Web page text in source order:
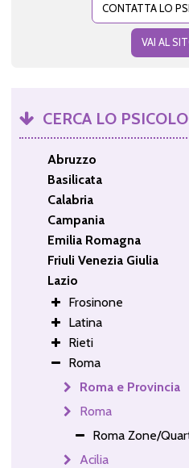
CONTATTA LO
VAI AL
CERCA LO
Abruzzo
Basilicata
Calabria
Campania
Emilia Romagna
Friuli Venezia Giulia
Lazio
Frosinone
Latina
Rieti
Roma
Roma e Provincia
Roma
Roma Zone/
Acilia